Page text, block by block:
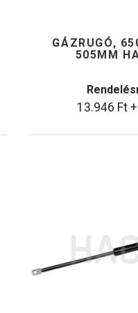
GÁZRUGÓ,
505MM
13.946 Ft+